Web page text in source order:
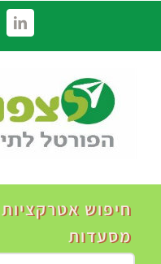
חיפוש
מסעדות